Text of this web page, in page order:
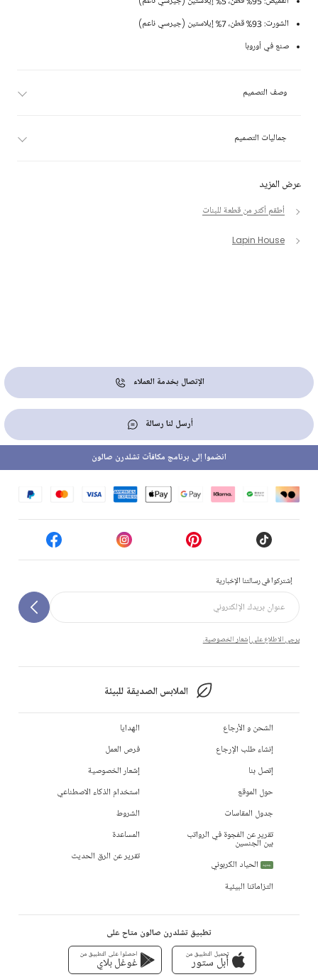
عرض المزيد
أطقم أكثر من قطعة للبنات
Lapin House
الشورت: 93% قطن، 7% إيلاستين (جيرسي ناعم)
صنع في أوروبا
وصف التصميم
جماليات التصميم
الإتصال بخدمة العملاء
أرسل لنا رسالة
إشتركوا في رسالتنا الإخبارية
يرجى الاطلاع على إشعار الخصوصية.
الملابس الصديقة للبيئة
انضموا إلى برنامج مكافآت تشلدرن صالون
الشحن و الأرجاع
إنشاء طلب الإرجاع
إتصل بنا
حول الموقع
جدول المقاسات
تقرير عن الفجوة في الرواتب
بين الجنسين
جديد
الحياد الكربوني
التزاماتنا البيئية
الهدايا
فرص العمل
إشعار الخصوصية
استخدام الذكاء الاصطناعي
الشروط
المساعدة
تقرير عن الرق الحديث
تطبيق تشلدرن صالون متاح على
تحميل التطبيق من
أبل ستور
احصلوا على التطبيق من
غوغل بلاي